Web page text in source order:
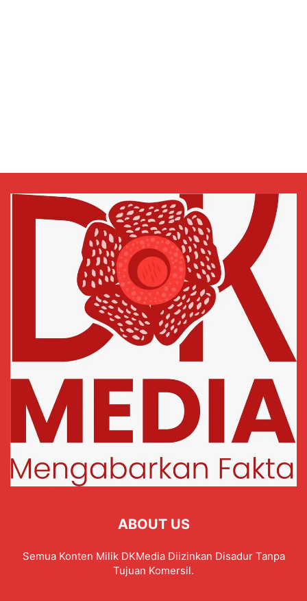
ABOUT US
Semua Konten Milik DKMedia Diizinkan Disadur Tanpa
Tujuan Komersil.